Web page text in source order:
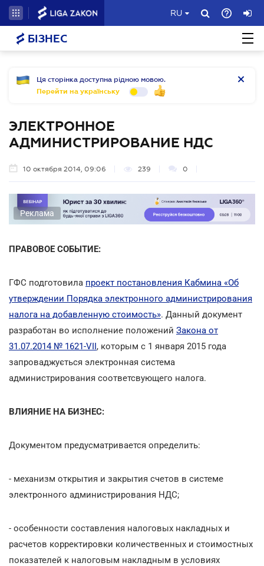
RU
БІЗНЕС
Ця сторінка доступна рідною мовою.
Перейти на українську
ЭЛЕКТРОННОЕ
АДМИНИСТРИРОВАНИЕ НДС
10 октября 2014, 09:06 239 0
Реклама
ПРАВОВОЕ СОБЫТИЕ:
ГФС подготовила проект постановления Кабмина «Об
утверждении Порядка электронного администрирования
налога на добавленную стоимость». Данный документ
разработан во исполнение положений Закона от
31.07.2014 № 1621-VII, которым с 1 января 2015 года
запроваджується электронная система
администрирования соответсвующего налога.
ВЛИЯНИЕ НА БИЗНЕС:
Документом предусматривается определить:
- механизм открытия и закрытия счетов в системе
электронного администрирования НДС;
- особенности составления налоговых накладных и
расчетов корректировки количественных и стоимостных
показателей к налоговым накладным в условиях